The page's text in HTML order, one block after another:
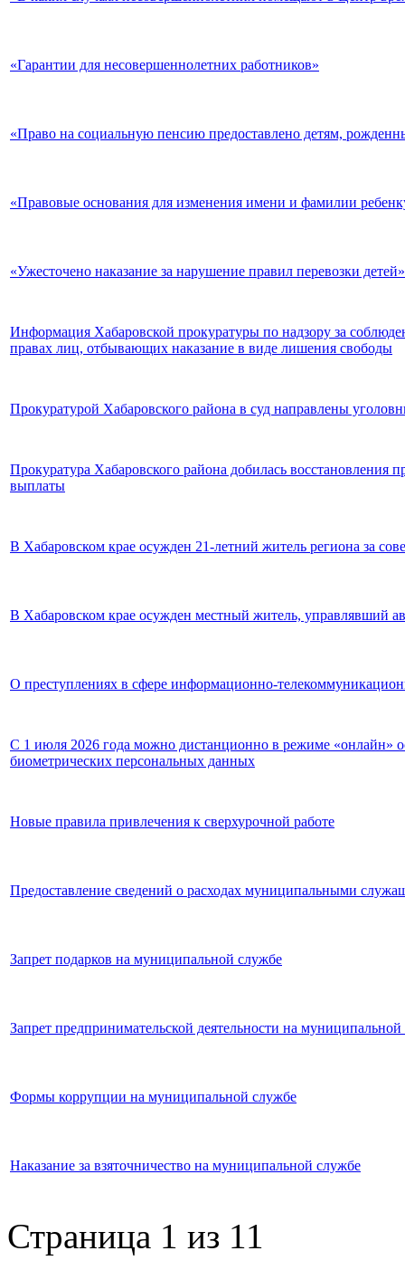
«Гарантии для несовершеннолетних работников»
«Право на социальную пенсию предоставлено детям,
«Правовые основания для изменения имени и фамилии
«Ужесточено наказание за нарушение правил перевозки детей»
Информация Хабаровской прокуратуры по надзору за
правах лиц, отбывающих наказание в виде лишения свободы
Прокуратурой Хабаровского района в суд направлены
Прокуратура Хабаровского района добилась
выплаты
В Хабаровском крае осужден 21-летний житель региона за
В Хабаровском крае осужден местный житель, управлявший
О преступлениях в сфере информационно-
С 1 июля 2026 года можно дистанционно в режиме «онлайн»
биометрических персональных данных
Новые правила привлечения к сверхурочной работе
Предоставление сведений о расходах муниципальными
Запрет подарков на муниципальной службе
Запрет предпринимательской деятельности на
Формы коррупции на муниципальной службе
Наказание за взяточничество на муниципальной службе
Страница 1 из 11